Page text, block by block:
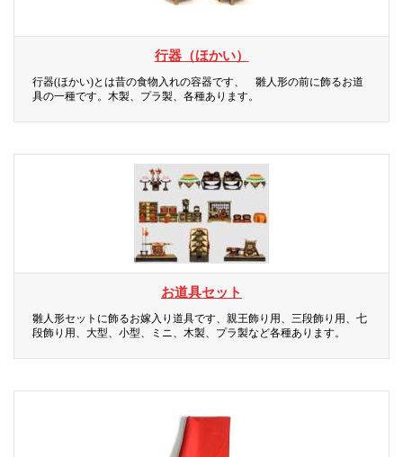
行器（ほかい）
行器(ほかい)とは昔の食物入れの容器です、 雛人形の前に飾るお道
具の一種です。木製、プラ製、各種あります。
お道具セット
雛人形セットに飾るお嫁入り道具です、親王飾り用、三段飾り用、七
段飾り用、大型、小型、ミニ、木製、プラ製など各種あります。